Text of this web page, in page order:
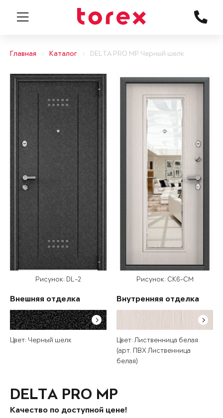
Главная Каталог DELTA PRO MP Черный шелк
Рисунок: DL-2
Внешняя отделка
Цвет: Черный шелк
Рисунок: СК6-СМ
Внутренняя отделка
Цвет: Лиственница белая
(арт. ПВХ Лиственница
белая)
DELTA PRO MP
Качество по доступной цене!